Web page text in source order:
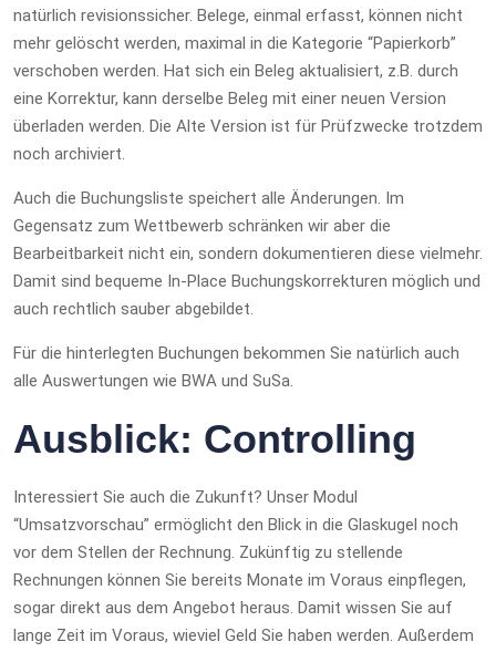
natürlich revisionssicher. Belege, einmal erfasst, können nicht
mehr gelöscht werden, maximal in die Kategorie “Papierkorb”
verschoben werden. Hat sich ein Beleg aktualisiert, z.B. durch
eine Korrektur, kann derselbe Beleg mit einer neuen Version
überladen werden. Die Alte Version ist für Prüfzwecke trotzdem
noch archiviert.
Auch die Buchungsliste speichert alle Änderungen. Im
Gegensatz zum Wettbewerb schränken wir aber die
Bearbeitbarkeit nicht ein, sondern dokumentieren diese vielmehr.
Damit sind bequeme In-Place Buchungskorrekturen möglich und
auch rechtlich sauber abgebildet.
Für die hinterlegten Buchungen bekommen Sie natürlich auch
alle Auswertungen wie BWA und SuSa.
Ausblick: Controlling
Interessiert Sie auch die Zukunft? Unser Modul
“Umsatzvorschau” ermöglicht den Blick in die Glaskugel noch
vor dem Stellen der Rechnung. Zukünftig zu stellende
Rechnungen können Sie bereits Monate im Voraus einpflegen,
sogar direkt aus dem Angebot heraus. Damit wissen Sie auf
lange Zeit im Voraus, wieviel Geld Sie haben werden. Außerdem